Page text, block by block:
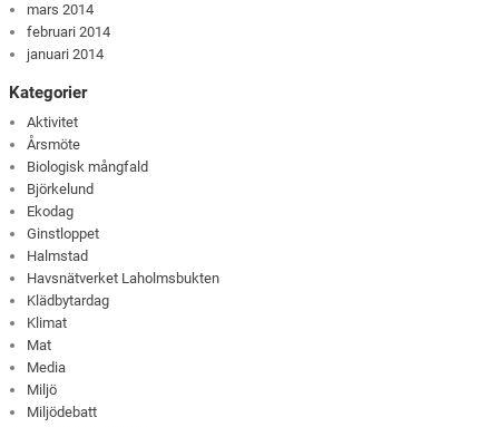
mars 2014
februari 2014
januari 2014
Kategorier
Aktivitet
Årsmöte
Biologisk mångfald
Björkelund
Ekodag
Ginstloppet
Halmstad
Havsnätverket Laholmsbukten
Klädbytardag
Klimat
Mat
Media
Miljö
Miljödebatt